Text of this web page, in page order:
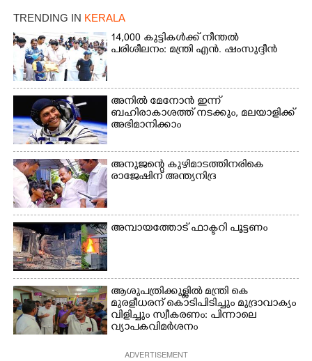
വെള്ളത്തിലൂടെ
നടന്നുവരുന്നവരെ
നായ. ഫോട്ടോ: കെ.വിശ്വജി
ത്ത്
TRENDING IN KERALA
14,000 കുട്ടികൾക്ക് നീന്തൽ
പരിശീലനം: മന്ത്രി എൻ. ഷംസുദ്ദീൻ
അനിൽ മേനോൻ ഇന്ന്
ബഹിരാകാശത്ത് നടക്കും, മലയാളിക്ക്
അഭിമാനിക്കാം
അനുജന്റെ കുഴിമാടത്തിനരികെ
രാജേഷിന് അന്ത്യനിദ്ര
അമ്പായത്തോട് ഫാക്ടറി പൂട്ടണം
ആശുപത്രിക്കുള്ളിൽ മന്ത്രി കെ
മുരളീധരന് കൊടിപിടിച്ചും മുദ്രാവാക്യം
വിളിച്ചും സ്വീകരണം: പിന്നാലെ
വ്യാപകവിമർശനം
ADVERTISEMENT